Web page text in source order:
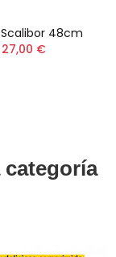
48cm
27,00 €